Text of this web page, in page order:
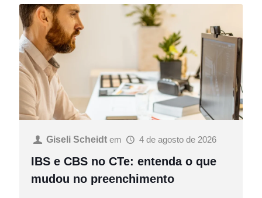
Giseli Scheidt em 4 de agosto de 2026
IBS e CBS no CTe: entenda o que
mudou no preenchimento